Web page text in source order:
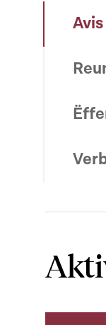
Avis